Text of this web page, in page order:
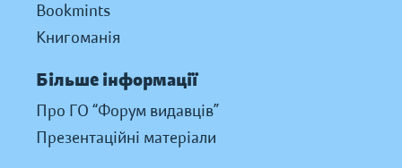
Bookmints
Книгоманія
Більше інформації
Про ГО “Форум видавців”
Презентаційні матеріали